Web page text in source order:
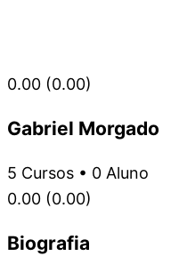
0.00 (0.00)
Gabriel Morgado
5 Cursos • 0 Aluno
0.00 (0.00)
Biografia